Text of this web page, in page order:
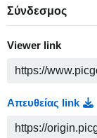
Σύνδεσμος
Viewer link
Απευθείας link